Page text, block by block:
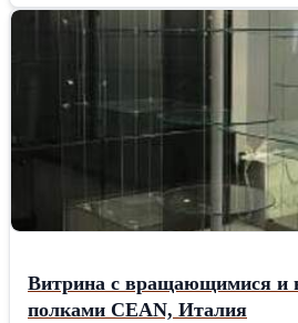
Витрина с вращающимися и
полками CEAN, Италия